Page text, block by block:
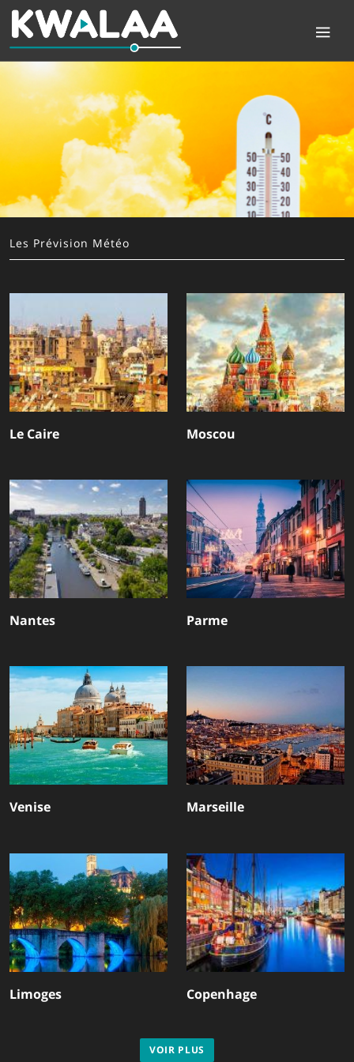
Les Prévision Météo
Le Caire Moscou
Nantes Parme
Venise Marseille
Limoges Copenhage
VOIR PLUS